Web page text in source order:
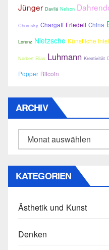
Jünger Davilá Nelson
Chomsky Chargaff Friedell China
Lorenz Nietzsche Künstliche
Norbert Elias Luhmann Kreativität
Popper Bitcoin
ARCHIV
Archiv
KATEGORIEN
Ästhetik und Kunst
Denken